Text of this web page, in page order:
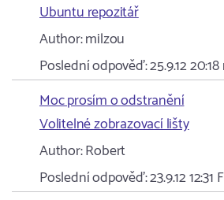
Ubuntu repozitář
Author:milzou
Poslední odpověď:25.9.12 20:18
Moc prosím o odstranění
Volitelné zobrazovací lišty
Author:Robert
Poslední odpověď:23.9.12 12:31